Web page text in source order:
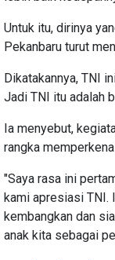
Untuk itu, dirinya
Pekanbaru turut
Dikatakannya, TNI
Jadi TNI itu adalah
Ia menyebut,
rangka
"Saya rasa ini
kami apresiasi TNI.
kembangkan dan
anak kita sebagai